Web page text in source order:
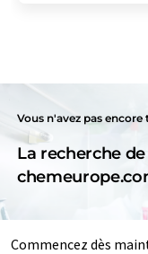
Vous n'avez pas
La recherche
Commencez dès